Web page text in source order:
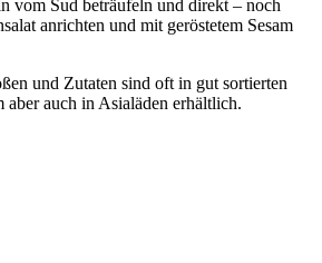
vom Sud beträufeln und direkt – noch
anrichten und mit geröstetem Sesam
und Zutaten sind oft in gut sortierten
aber auch in Asialäden erhältlich.